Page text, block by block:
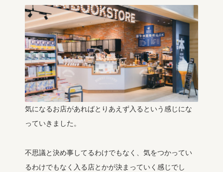
気になるお店があればとりあえず入るという感じにな
っていきました。
不思議と決め事してるわけでもなく、気をつかってい
るわけでもなく入る店とかが決まっていく感じでし